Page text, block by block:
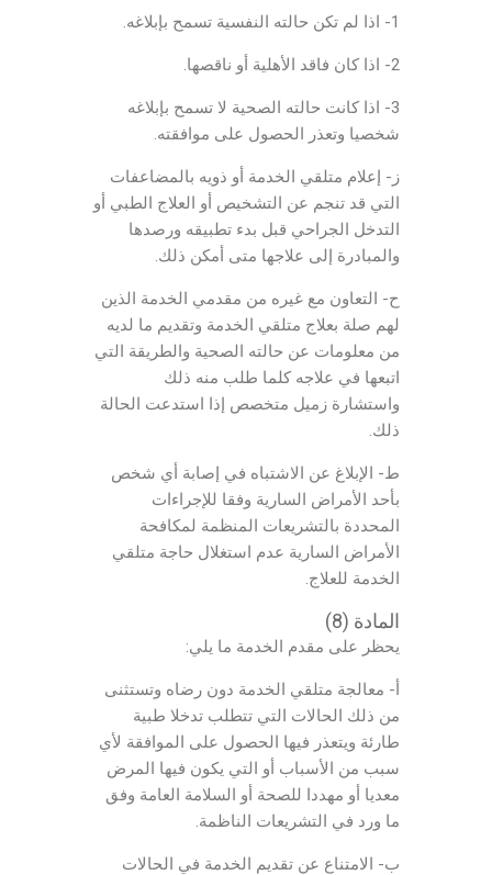
1- اذا لم تكن حالته النفسية تسمح بإبلاغه.
2- اذا كان فاقد الأهلية أو ناقصها.
3- اذا كانت حالته الصحية لا تسمح بإبلاغه
شخصيا وتعذر الحصول على موافقته.
ز- إعلام متلقي الخدمة أو ذويه بالمضاعفات
التي قد تنجم عن التشخيص أو العلاج الطبي أو
التدخل الجراحي قبل بدء تطبيقه ورصدها
والمبادرة إلى علاجها متى أمكن ذلك.
ح- التعاون مع غيره من مقدمي الخدمة الذين
لهم صلة بعلاج متلقي الخدمة وتقديم ما لديه
من معلومات عن حالته الصحية والطريقة التي
اتبعها في علاجه كلما طلب منه ذلك
واستشارة زميل متخصص إذا استدعت الحالة
ذلك.
ط- الإبلاغ عن الاشتباه في إصابة أي شخص
بأحد الأمراض السارية وفقا للإجراءات
المحددة بالتشريعات المنظمة لمكافحة
الأمراض السارية عدم استغلال حاجة متلقي
الخدمة للعلاج.
المادة (8)
يحظر على مقدم الخدمة ما يلي:
أ- معالجة متلقي الخدمة دون رضاه وتستثنى
من ذلك الحالات التي تتطلب تدخلا طبية
طارئة ويتعذر فيها الحصول على الموافقة لأي
سبب من الأسباب أو التي يكون فيها المرض
معديا أو مهددا للصحة أو السلامة العامة وفق
ما ورد في التشريعات الناظمة.
ب- الامتناع عن تقديم الخدمة في الحالات